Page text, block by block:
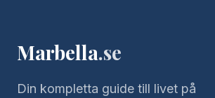
Marbella.se
Din kompletta guide till livet på